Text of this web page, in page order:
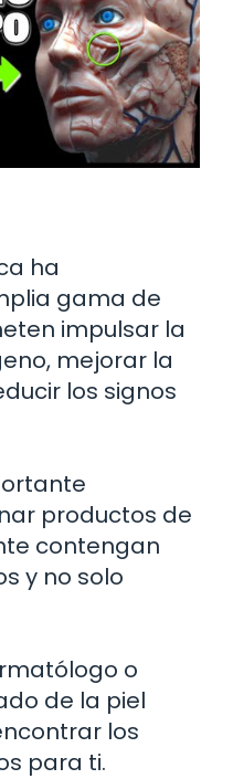
ha
gama de
impulsar la
mejorar la
los signos
productos de
contengan
y no solo
o
de la piel
los
para ti.